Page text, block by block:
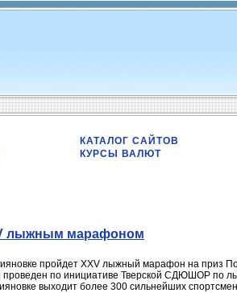
КАТАЛОГ САЙТОВ
КУРСЫ ВАЛЮТ
лыжным марафоном
пройдет XXV лыжный марафон на приз
по инициативе Тверской СДЮШОР по
выходит более 300 сильнейших